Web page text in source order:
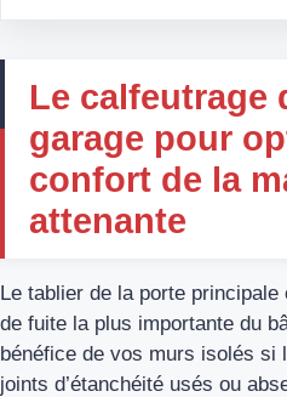
Le calfeutrage
garage pour
confort de la
attenante
Le tablier de la porte
de fuite la plus importante du
bénéfice de vos murs isolés si
joints d’étanchéité usés ou